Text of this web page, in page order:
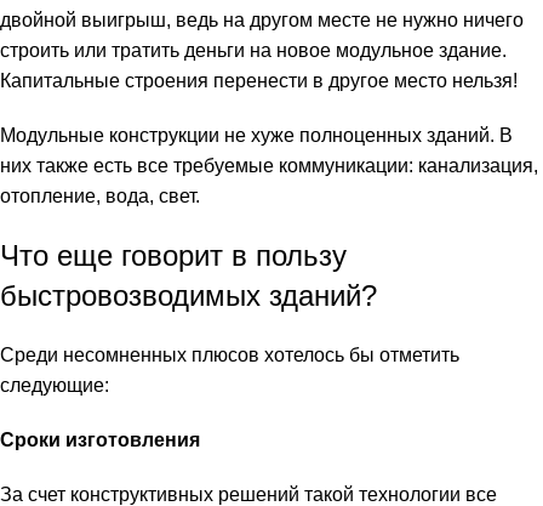
двойной выигрыш, ведь на другом месте не нужно ничего
строить или тратить деньги на новое модульное здание.
Капитальные строения перенести в другое место нельзя!
Модульные конструкции не хуже полноценных зданий. В
них также есть все требуемые коммуникации: канализация,
отопление, вода, свет.
Что еще говорит в пользу
быстровозводимых зданий?
Среди несомненных плюсов хотелось бы отметить
следующие:
Сроки изготовления
За счет конструктивных решений такой технологии все